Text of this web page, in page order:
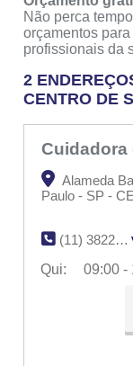
Não perca
orçamentos
profissionais da
2
CENTRO DE
Cuidadora
Alameda
Paulo - SP -
(11) 3822-1614
Qui:
09:00 -